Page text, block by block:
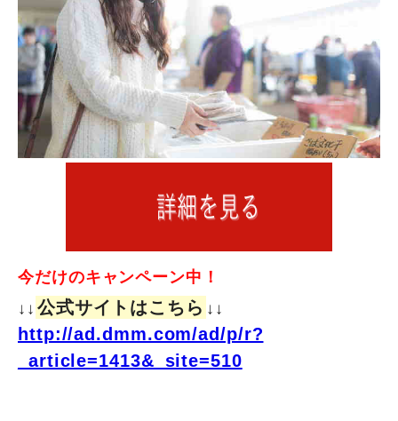
今だけのキャンペーン中！
↓↓ 公式サイトはこちら ↓↓
http://ad.dmm.com/ad/p/r?
_article=1413&_site=510